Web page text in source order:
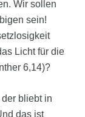
Wir sollen
sein!
Licht für die
6,14)?
bliebt in
das ist